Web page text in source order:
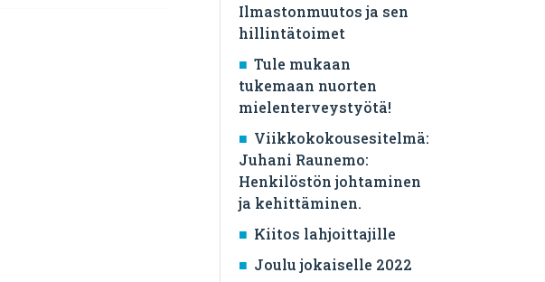
Ilmastonmuutos ja sen
hillintätoimet
Tule mukaan
tukemaan nuorten
mielenterveystyötä!
Viikkokokousesitelmä:
Juhani Raunemo:
Henkilöstön johtaminen
ja kehittäminen.
Kiitos lahjoittajille
Joulu jokaiselle 2022